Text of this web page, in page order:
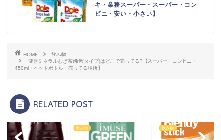
キ・業務スーパー・スーパー・コン
ビニ・安い・小さい】
HOME
飲み物
健康ミネラルむぎ茶(希釈タイプ)はどこで売ってる?【スーパー・コンビニ・
450ml・ペットボトル・売ってる場所】
RELATED POST
飲み物 飲み物